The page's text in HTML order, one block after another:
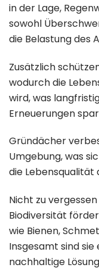
in der Lage,
sowohl
die Belastung des
Zusätzlich
wodurch die
wird, was
Erneuerungen
Gründächer
Umgebung, was
die Lebensqualität
Nicht zu
Biodiversität
wie Bienen,
Insgesamt sind
nachhaltige